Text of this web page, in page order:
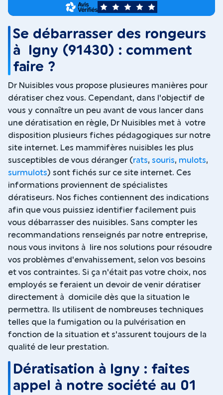
5
Se débarrasser des rongeurs
à Igny (91430) : comment
faire ?
Dr Nuisibles vous propose plusieures manières pour
dératiser chez vous. Cependant, dans l'objectif de
vous y connaître un peu avant de vous lancer dans
une dératisation en règle, Dr Nuisibles met à votre
disposition plusieurs fiches pédagogiques sur notre
site internet. Les mammifères nuisibles les plus
susceptibles de vous déranger (rats, souris, mulots,
surmulots) sont fichés sur ce site internet. Ces
informations proviennent de spécialistes
dératiseurs. Nos fiches contiennent des indications
afin que vous puissiez identifier facilement puis
vous débarrasser des nuisibles. Sans compter les
recommandations renseignés par notre entreprise,
nous vous invitons à lire nos solutions pour résoudre
vos problèmes d'envahissement, selon vos besoins
et vos contraintes. Si ça n'était pas votre choix, nos
employés se feraient un devoir de venir dératiser
directement à domicile dès que la situation le
permettra. Ils utilisent de nombreuses techniques
telles que la fumigation ou la pulvérisation en
fonction de la situation et s'assurent toujours de la
qualité de leur prestation.
Dératisation à Igny : faites
appel à notre société au 01